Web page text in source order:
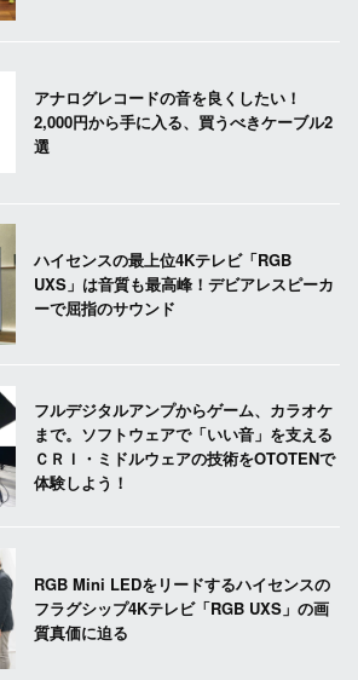
アナログレコードの音を良くしたい！
2,000円から手に入る、買うべきケーブル2
選
ハイセンスの最上位4Kテレビ「RGB
UXS」は音質も最高峰！デビアレスピーカ
ーで屈指のサウンド
フルデジタルアンプからゲーム、カラオケ
まで。ソフトウェアで「いい音」を支える
ＣＲＩ・ミドルウェアの技術をOTOTENで
体験しよう！
RGB Mini LEDをリードするハイセンスの
フラグシップ4Kテレビ「RGB UXS」の画
質真価に迫る